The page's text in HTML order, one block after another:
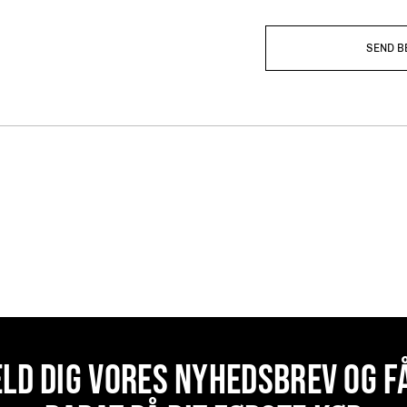
SEND
DIG VORES NYHEDSBREV OG